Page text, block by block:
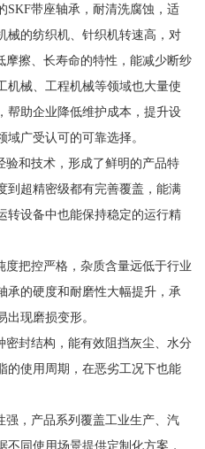
SKF带座轴承，耐清洗腐蚀，适
械的纺织机、针织机转速高，对
摩擦、长寿命的特性，能减少断纱
机械、工程机械等领域也大量使
帮助企业降低维护成本，提升设
广受认可的可靠选择。
验和技术，形成了鲜明的产品特
到超精密级都有完善覆盖，能满
转设备中也能保持稳定的运行精
把控严格，杂质含量远低于行业
承的硬度和耐磨性大幅提升，承
现磨损变形。
密封结构，能有效阻挡灰尘、水分
的使用周期，在恶劣工况下也能
强，产品系列覆盖工业生产、汽
同使用场景提供定制化方案，